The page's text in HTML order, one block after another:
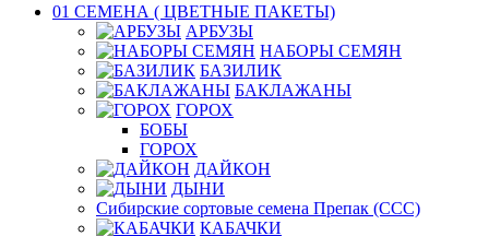
01 СЕМЕНА ( ЦВЕТНЫЕ ПАКЕТЫ)
АРБУЗЫ
НАБОРЫ СЕМЯН
БАЗИЛИК
БАКЛАЖАНЫ
ГОРОХ
БОБЫ
ГОРОХ
ДАЙКОН
ДЫНИ
Сибирские сортовые семена Препак (ССС)
КАБАЧКИ